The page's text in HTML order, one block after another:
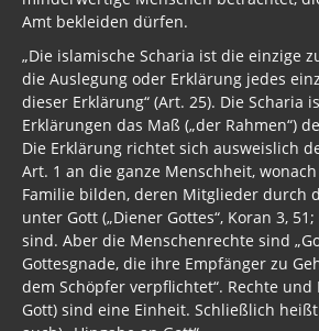
„Die islamische Scharia ist die einzige
die Auslegung oder Erklärung jedes
dieser Erklärung“ (Art. 25). Die Scharia
Erklärungen das Maß („der Rahmen“)
Die Erklärung richtet sich ausweislich
Art. 1 an die ganze Menschheit,
Familie bilden, deren Mitglieder durch
unter Gott („Diener Gottes“, Koran 3, 51;
sind. Aber die Menschenrechte sind
Gottesgnade, die ihre Empfänger zu
dem Schöpfer verpflichtet“. Rechte und
Gott) sind eine Einheit. Schließlich
auch) „Hingabe an Gott“.